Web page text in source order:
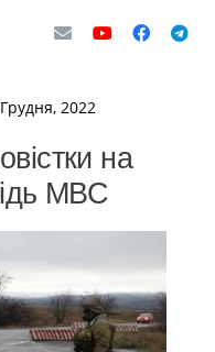
2022
на
МВС